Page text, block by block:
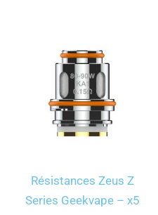
Résistances Zeus Z
Series Geekvape – x5